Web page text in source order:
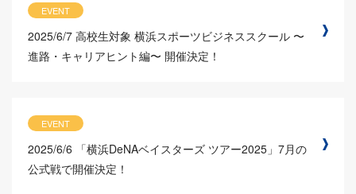
EVENT
2025/6/7 高校生対象 横浜スポーツビジネススクール 〜
進路・キャリアヒント編〜 開催決定！
EVENT
2025/6/6
「横浜DeNAベイスターズ ツアー2025」7月の
公式戦で開催決定！